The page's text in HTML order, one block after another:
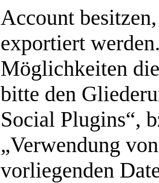
Account
exportiert
Möglichkeiten
bitte den
Social Plugins“,
„Verwendung
vorliegenden